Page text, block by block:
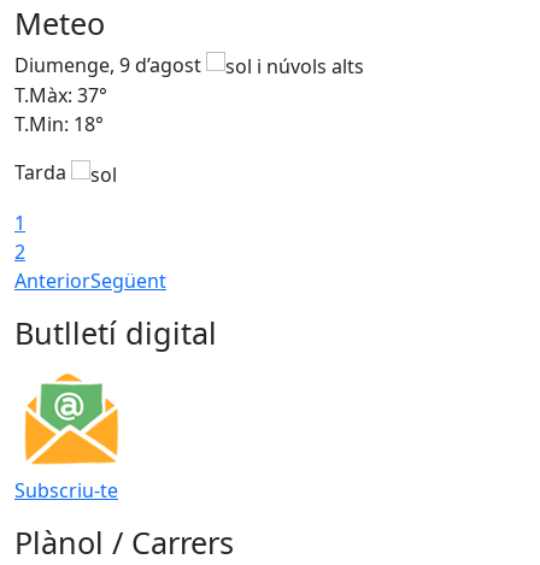
Meteo
Diumenge, 9 d’agost
T.Màx: 37°
T.Min: 18°
Tarda
1
2
AnteriorSegüent
Butlletí digital
Subscriu-te
Plànol / Carrers